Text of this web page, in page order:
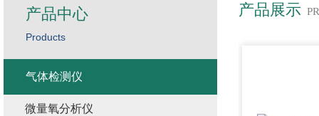
产品展示
产品中心
Products
气体检测仪
微量氧分析仪